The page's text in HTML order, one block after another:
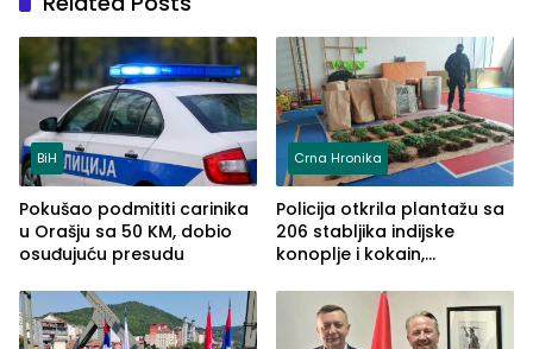
BiH
Pokušao podmititi carinika
u Orašju sa 50 KM, dobio
osuđujuću presudu
Crna Hronika
Policija otkrila plantažu sa
206 stabljika indijske
konoplje i kokain,
(FOTO)